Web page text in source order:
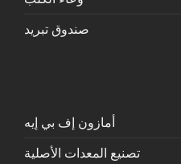
صندوق تبريد
أمازون إف بي إيه
تصنيع المعدات الأصلية